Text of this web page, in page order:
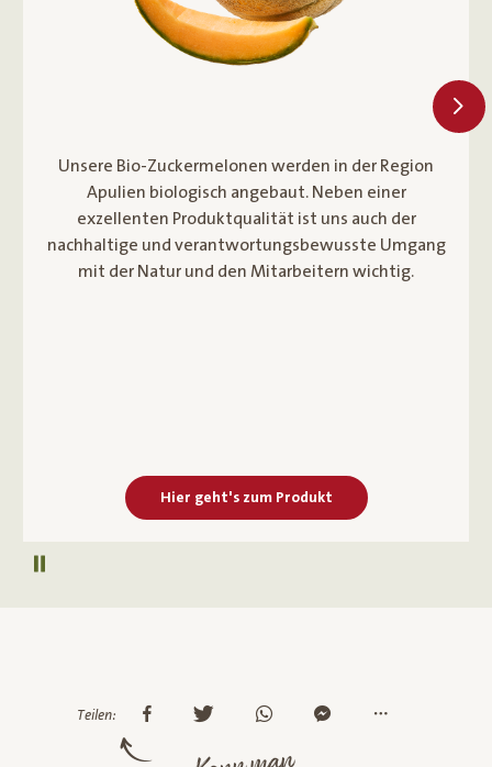
Autoplay pausieren
Für den Ja! Natürlich Bio-Hummus werden die
Kichererbsen sorgfältig in Österreich geerntet. Der
rein pflanzliche Bio-Hummus kommt ganz ohne
Geschmacksverstärker- oder künstlichen
Aromastoffen* aus. Aromatische Bio-Gewürze und -
Hier geht's zum Produkt
Teilen: